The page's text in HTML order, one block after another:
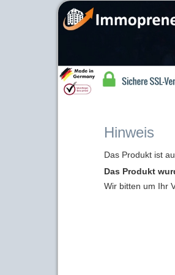
Hinweis
Das Produkt ist
Das Produkt
Wir bitten um Ihr